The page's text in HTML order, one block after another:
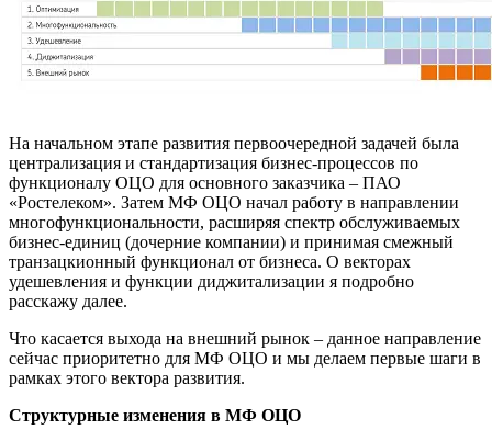
На начальном этапе развития первоочередной задачей была
централизация и стандартизация бизнес-процессов по
функционалу ОЦО для основного заказчика – ПАО
«Ростелеком». Затем МФ ОЦО начал работу в направлении
многофункциональности, расширяя спектр обслуживаемых
бизнес-единиц (дочерние компании) и принимая смежный
транзацкионный функционал от бизнеса. О векторах
удешевления и функции диджитализации я подробно
расскажу далее.
Что касается выхода на внешний рынок – данное направление
сейчас приоритетно для МФ ОЦО и мы делаем первые шаги в
рамках этого вектора развития.
Структурные изменения в МФ ОЦО